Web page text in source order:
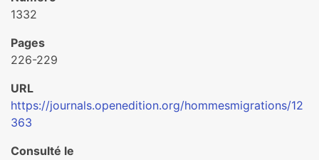
1332
Pages
226-229
URL
https://journals.openedition.org/hommesmigrations/12
363
Consulté le